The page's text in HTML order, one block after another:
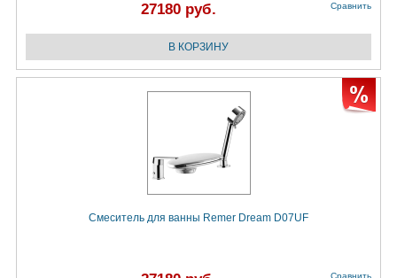
27180 руб. Сравнить
Смеситель для ванны Remer Dream D07UF
Сравнить